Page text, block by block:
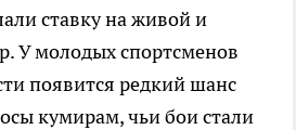
ставку на живой и
У молодых спортсменов
появится редкий шанс
кумирам, чьи бои стали